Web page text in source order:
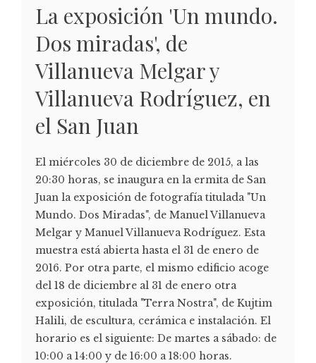
La exposición 'Un mundo.
Dos miradas', de
Villanueva Melgar y
Villanueva Rodríguez, en
el San Juan
El miércoles 30 de diciembre de 2015, a las
20:30 horas, se inaugura en la ermita de San
Juan la exposición de fotografía titulada "Un
Mundo. Dos Miradas", de Manuel Villanueva
Melgar y Manuel Villanueva Rodríguez. Esta
muestra está abierta hasta el 31 de enero de
2016. Por otra parte, el mismo edificio acoge
del 18 de diciembre al 31 de enero otra
exposición, titulada "Terra Nostra", de Kujtim
Halili, de escultura, cerámica e instalación. El
horario es el siguiente: De martes a sábado: de
10:00 a 14:00 y de 16:00 a 18:00 horas.